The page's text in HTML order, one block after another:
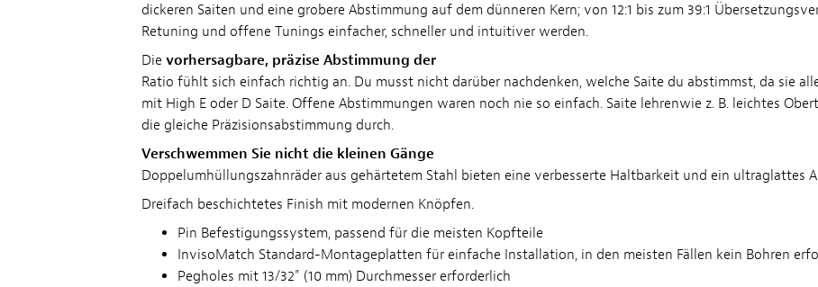
dickeren Saiten und eine grobere Abstimmung auf dem dünneren Kern; von 12:1 bis zum 39:1
Retuning und offene Tunings einfacher, schneller und intuitiver werden.
Die vorhersagbare, präzise Abstimmung der
Ratio fühlt sich einfach richtig an. Du musst nicht darüber nachdenken, welche Saite du abstimmst, da sie
mit High E oder D Saite. Offene Abstimmungen waren noch nie so einfach. Saite lehrenwie z. B. leichtes
die gleiche Präzisionsabstimmung durch.
Verschwemmen Sie nicht die kleinen Gänge
Doppelumhüllungszahnräder aus gehärtetem Stahl bieten eine verbesserte Haltbarkeit und ein
Dreifach beschichtetes Finish mit modernen Knöpfen.
Pin Befestigungssystem, passend für die meisten Kopfteile
InvisoMatch Standard-Montageplatten für einfache Installation, in den meisten Fällen kein Bohren
Pegholes mit 13/32" (10 mm) Durchmesser erforderlich